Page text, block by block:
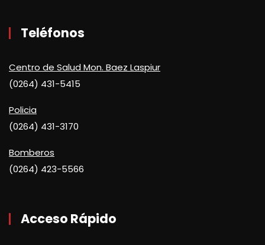
Teléfonos
Centro de Salud Mon. Baez Laspiur
(0264) 431-5415
Policia
(0264) 431-3170
Bomberos
(0264) 423-5566
Acceso Rápido